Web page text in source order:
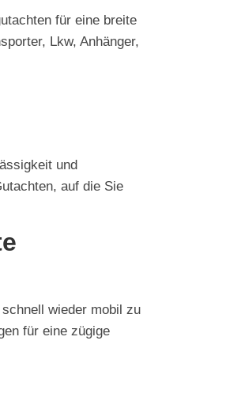
für eine breite
Lkw, Anhänger,
und
auf die Sie
wieder mobil zu
für eine zügige